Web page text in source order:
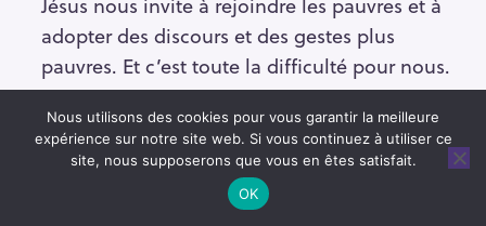
adopter des discours et des gestes plus
pauvres. Et c’est toute la difficulté pour nous.
frappé par le sourd-muet qui n’entend rien et
pourtant qui va vers Jésus ou que quelqu’un
emmène vers Jésus. Il y a vraiment une
Nous utilisons des cookies pour vous garantir la meilleure
expérience sur notre site web. Si vous continuez à utiliser ce
site, nous supposerons que vous en êtes satisfait.
OK